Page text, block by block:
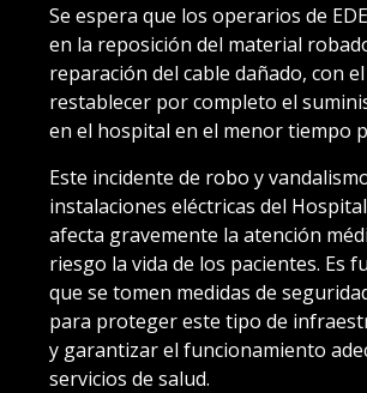
Se espera que los operarios de
en la reposición del material
reparación del cable dañado, con
restablecer por completo el
en el hospital en el menor tiempo
Este incidente de robo y
instalaciones eléctricas del
afecta gravemente la atención
riesgo la vida de los pacientes. Es
que se tomen medidas de
para proteger este tipo de
y garantizar el funcionamiento
servicios de salud.